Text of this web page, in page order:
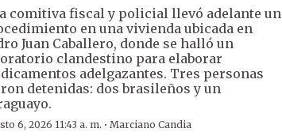
comitiva fiscal y policial llevó adelante un
en una vivienda ubicada en
Juan Caballero, donde se halló un
clandestino para elaborar
adelgazantes. Tres personas
detenidas: dos brasileños y un
6, 2026 11:43 a. m. ·Marciano Candia